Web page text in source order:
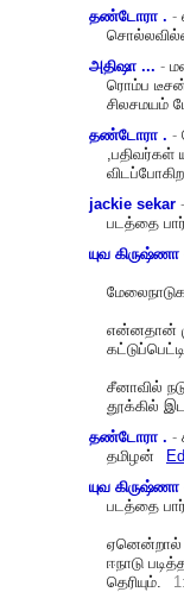
தண்டோரா . -
அதிஷா ... -
ரொம்ப
சிலசமயம்
தண்டோரா . -
,பதிவர்கள்
jackie sekar -
படத்தை
யுவ கிருஷ்ணா
என்னதான்
சீனாவில்
தூக்கில்
தண்டோரா . -
தமிழன்
யுவ கிருஷ்ணா
படத்தை
ஏனென்றால்
ஈநாடு
தெரியும்.